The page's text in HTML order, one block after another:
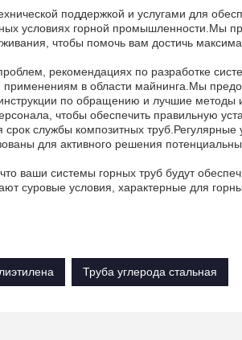
поддержкой и услугами для
условиях горной промышленности.Мы
чтобы помочь вам достичь
рекомендациях по разработке
в области майнинга.Мы
по обращению и лучшие методы
чтобы обеспечить правильную
службы композитных труб.Регулярные
для активного решения
ваши системы горных труб будут
суровые условия, характерные для
Труба углерода стальная